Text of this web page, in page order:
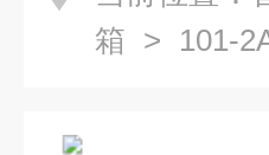
箱 > 101-